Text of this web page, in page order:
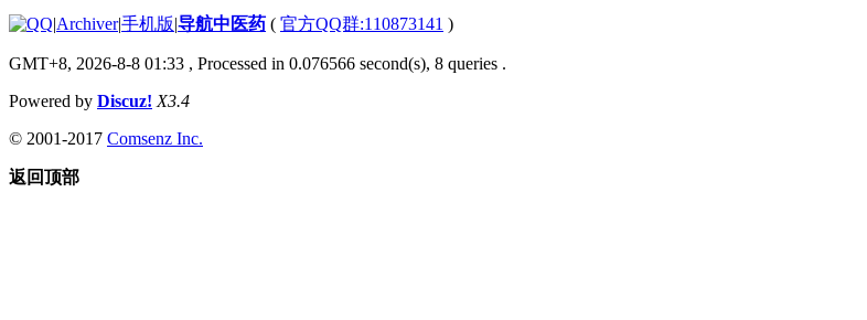
|Archiver|手机版|导航中医药 ( 官方QQ群:110873141 )
GMT+8, 2026-8-8 01:33 , Processed in 0.076566 second(s), 8 queries .
Powered by Discuz! X3.4
© 2001-2017 Comsenz Inc.
返回顶部